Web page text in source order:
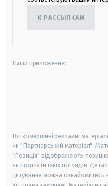
К РАССЫЛКАМ
Наши приложения:
Всі комерційні рекламні
чи "Партнерський матеріал".
"Позиція" відображають
не поділяти їхніх поглядів.
цитування можна ознайомитись